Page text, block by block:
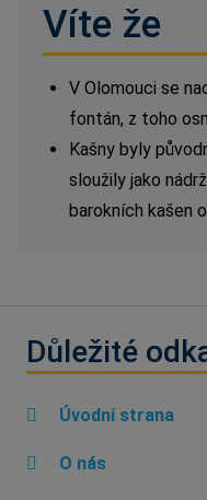
Víte že
V Olomouci se
fontán, z toho
Kašny byly
sloužily jako
barokních kašen
Důležité
Úvodní strana
O nás